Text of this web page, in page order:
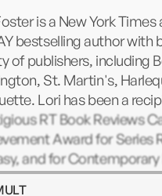
is a New York Times
bestselling author with
of publishers, including
St. Martin's,
Lori has been a
RT Book Reviews
Award for Series
and for
Lori, visit her Web